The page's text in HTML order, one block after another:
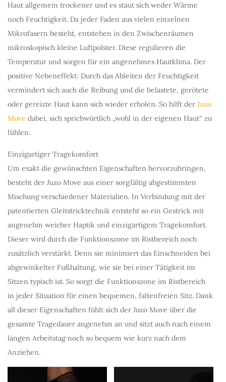
Haut allgemein trockener und es staut sich weder Wärme
noch Feuchtigkeit. Da jeder Faden aus vielen einzelnen
Mikrofasern besteht, entstehen in den Zwischenräumen
mikroskopisch kleine Luftpolster. Diese regulieren die
Temperatur und sorgen für ein angenehmes Hautklima. Der
positive Nebeneffekt: Durch das Ableiten der Feuchtigkeit
vermindert sich auch die Reibung und die belastete, gerötete
oder gereizte Haut kann sich wieder erholen. So hilft der Juzo
Move dabei, sich sprichwörtlich „wohl in der eigenen Haut“ zu
fühlen.
Einzigartiger Tragekomfort
Um exakt die gewünschten Eigenschaften hervorzubringen,
besteht der Juzo Move aus einer sorgfältig abgestimmten
Mischung verschiedener Materialien. In Verbindung mit der
patentierten Gleitstricktechnik entsteht so ein Gestrick mit
angenehm weicher Haptik und einzigartigem Tragekomfort.
Dieser wird durch die Funktionszone im Ristbereich noch
zusätzlich verstärkt. Denn sie minimiert das Einschneiden bei
abgewinkelter Fußhaltung, wie sie bei einer Tätigkeit im
Sitzen typisch ist. So sorgt die Funktionszone im Ristbereich
in jeder Situation für einen bequemen, faltenfreien Sitz. Dank
all dieser Eigenschaften fühlt sich der Juzo Move über die
gesamte Tragedauer angenehm an und sitzt auch nach einem
langen Arbeitstag noch so bequem wie kurz nach dem
Anziehen.